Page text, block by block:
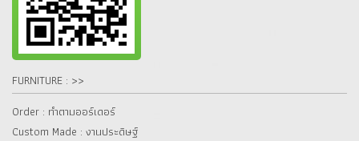
FURNITURE : >>
Order : ทำตามออร์เดอร์
Custom Made : งานประดิษฐ์